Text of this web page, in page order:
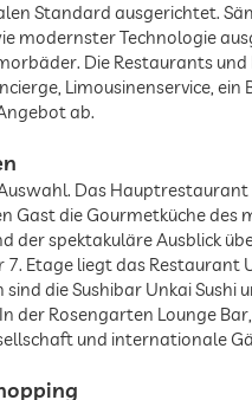
Standard ausgerichtet.
modernster Technologie
Die Restaurants
Limousinenservice, ein
ab.
Das
die Gourmetküche des
der spektakuläre Ausblick
Etage liegt das Restaurant
die Sushibar Unkai Sushi
der Rosengarten Lounge
und internationale